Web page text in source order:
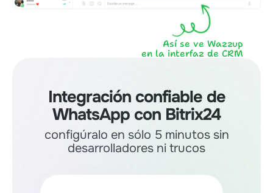
Así se ve Wazzup
en la interfaz de CRM
Integración confiable de
WhatsApp con Bitrix24
configúralo en sólo 5 minutos sin
desarrolladores ni trucos